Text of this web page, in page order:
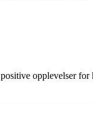
opplevelser